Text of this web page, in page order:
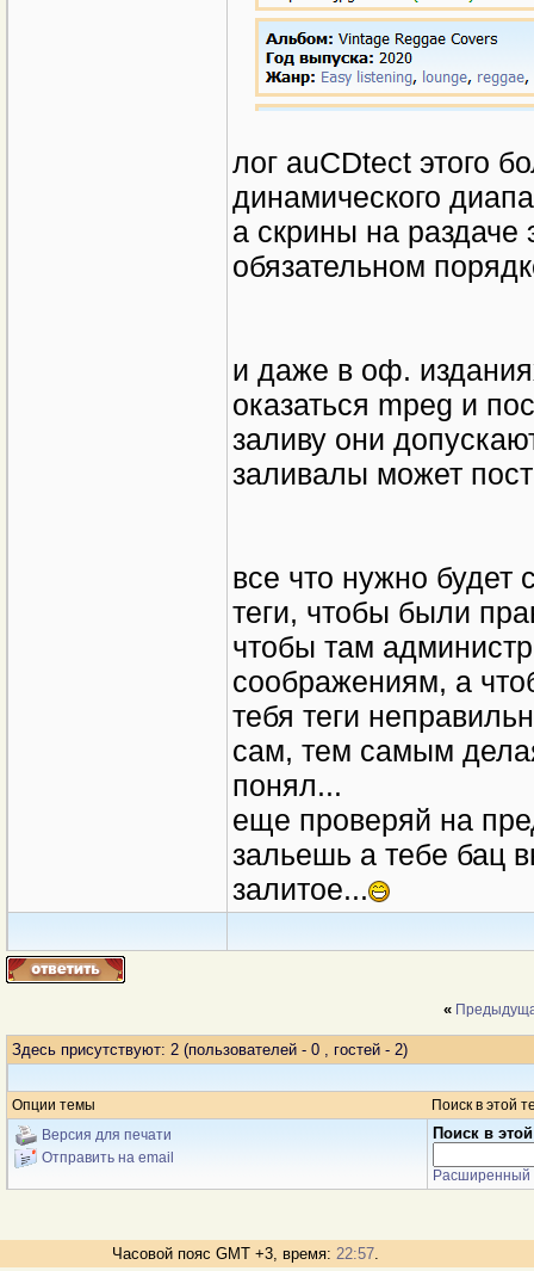
лог auCDtect этого
динамического
а скрины на раздаче
обязательном
и даже в оф.
оказаться mpeg и
заливу они
заливалы может
все что нужно будет
теги, чтобы были
чтобы там
соображениям, а
тебя теги
сам, тем самым
понял...
еще проверяй на
зальешь а тебе бац
залитое...
«
Здесь присутствуют: 2 (пользователей - 0 , гостей - 2)
Опции темы
Поиск в этой
Версия для печати
Отправить на email
Поиск в
Расширенный
Часовой пояс GMT +3, время: 22:57.